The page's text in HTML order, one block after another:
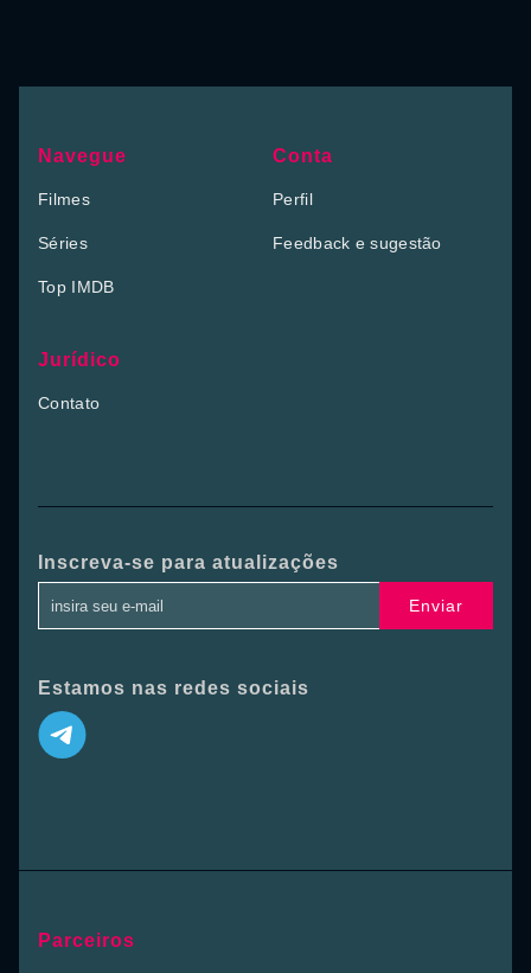
Navegue
Filmes
Séries
Top IMDB
Conta
Perfil
Feedback e sugestão
Jurídico
Contato
Inscreva-se para atualizações
Enviar
Estamos nas redes sociais
Parceiros